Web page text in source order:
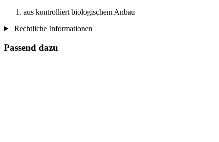
aus kontrolliert biologischem Anbau
Rechtliche Informationen
Passend dazu